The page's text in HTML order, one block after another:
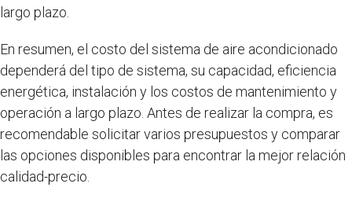
largo plazo.
En resumen, el costo del sistema de aire acondicionado
dependerá del tipo de sistema, su capacidad, eficiencia
energética, instalación y los costos de mantenimiento y
operación a largo plazo. Antes de realizar la compra, es
recomendable solicitar varios presupuestos y comparar
las opciones disponibles para encontrar la mejor relación
calidad-precio.